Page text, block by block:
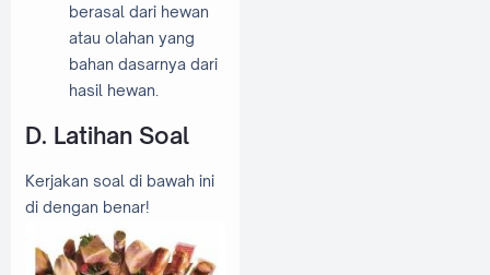
berasal dari hewan
atau olahan yang
bahan dasarnya dari
hasil hewan.
D. Latihan Soal
Kerjakan soal di bawah ini
di dengan benar!